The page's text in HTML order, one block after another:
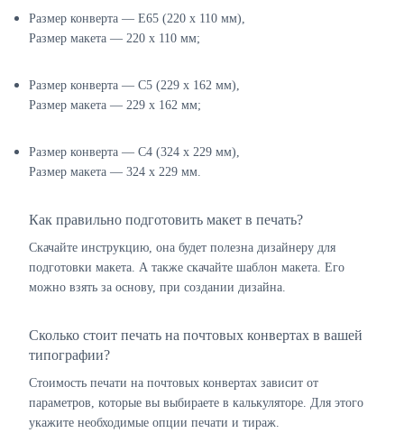
Размер конверта — E65 (220 х 110 мм),
Размер макета — 220 х 110 мм;
Размер конверта — C5 (229 х 162 мм),
Размер макета — 229 х 162 мм;
Размер конверта — C4 (324 х 229 мм),
Размер макета — 324 х 229 мм.
Как правильно подготовить макет в печать?
Скачайте инструкцию, она будет полезна дизайнеру для
подготовки макета. А также скачайте шаблон макета. Его
можно взять за основу, при создании дизайна.
Сколько стоит печать на почтовых конвертах в вашей
типографии?
Стоимость печати на почтовых конвертах зависит от
параметров, которые вы выбираете в калькуляторе. Для этого
укажите необходимые опции печати и тираж.